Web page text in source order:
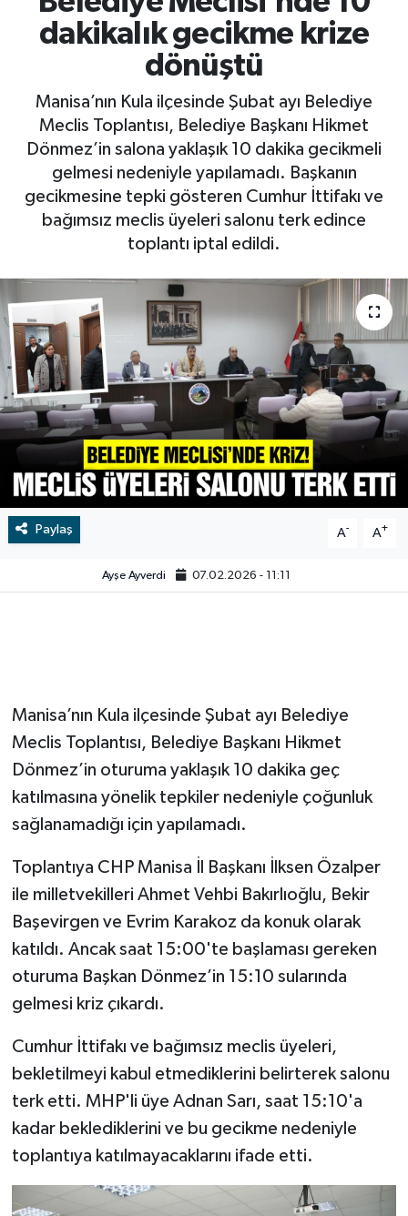
dakikalık gecikme krize
dönüştü
Manisa’nın Kula ilçesinde Şubat ayı Belediye
Meclis Toplantısı, Belediye Başkanı Hikmet
Dönmez’in salona yaklaşık 10 dakika gecikmeli
gelmesi nedeniyle yapılamadı. Başkanın
gecikmesine tepki gösteren Cumhur İttifakı ve
bağımsız meclis üyeleri salonu terk edince
toplantı iptal edildi.
Paylaş A- A+
Ayşe Ayverdi 07.02.2026 - 11:11
Manisa’nın Kula ilçesinde Şubat ayı Belediye
Meclis Toplantısı, Belediye Başkanı Hikmet
Dönmez’in oturuma yaklaşık 10 dakika geç
katılmasına yönelik tepkiler nedeniyle çoğunluk
sağlanamadığı için yapılamadı.
Toplantıya CHP Manisa İl Başkanı İlksen Özalper
ile milletvekilleri Ahmet Vehbi Bakırlıoğlu, Bekir
Başevirgen ve Evrim Karakoz da konuk olarak
katıldı. Ancak saat 15:00'te başlaması gereken
oturuma Başkan Dönmez’in 15:10 sularında
gelmesi kriz çıkardı.
Cumhur İttifakı ve bağımsız meclis üyeleri,
bekletilmeyi kabul etmediklerini belirterek salonu
terk etti. MHP'li üye Adnan Sarı, saat 15:10'a
kadar beklediklerini ve bu gecikme nedeniyle
toplantıya katılmayacaklarını ifade etti.
RESMİ İLAN
BİLİM VE TEKNOLOJİ
RESMİ İLAN
Tarih
Çevre
Dünya
Künye
SPOR
Vefat
Video